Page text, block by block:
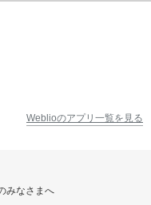
Weblioのアプリ一覧を見る
みなさまへ